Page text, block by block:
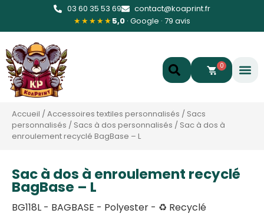
03 60 35 53 69
contact@koaprint.fr
★★★★★5,0 · Google · 79 avis
0
Accueil /Accessoires textiles personnalisés / Sacs
personnalisés / Sacs à dos personnalisés / Sac à dos à
enroulement recyclé BagBase – L
Sac à dos à enroulement recyclé
BagBase – L
BG118L - BAGBASE - Polyester - ♻️ Recyclé